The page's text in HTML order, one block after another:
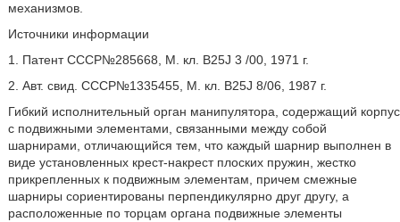
механизмов.
Источники информации
1. Патент СССР№285668, М. кл. В25J 3 /00, 1971 г.
2. Авт. свид. СССР№1335455, М. кл. В25J 8/06, 1987 г.
Гибкий исполнительный орган манипулятора, содержащий корпус
с подвижными элементами, связанными между собой
шарнирами, отличающийся тем, что каждый шарнир выполнен в
виде установленных крест-накрест плоских пружин, жестко
прикрепленных к подвижным элементам, причем смежные
шарниры сориентированы перпендикулярно друг другу, а
расположенные по торцам органа подвижные элементы